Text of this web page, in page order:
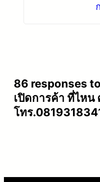
86 responses
เปิดการค้า ที่ไหน
โทร